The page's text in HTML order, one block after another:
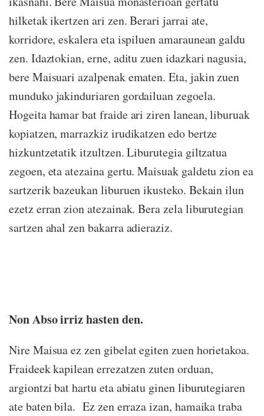
hilketak ikertzen ari zen. Berari jarrai ate,
korridore, eskalera eta ispiluen amaraunean galdu
zen. Idaztokian, erne, aditu zuen idazkari nagusia,
bere Maisuari azalpenak ematen. Eta, jakin zuen
munduko jakinduriaren gordailuan zegoela.
Hogeita hamar bat fraide ari ziren lanean, liburuak
kopiatzen, marrazkiz irudikatzen edo bertze
hizkuntzetatik itzultzen. Liburutegia giltzatua
zegoen, eta atezaina gertu. Maisuak galdetu zion ea
sartzerik bazeukan liburuen ikusteko. Bekain ilun
ezetz erran zion atezainak. Bera zela liburutegian
sartzen ahal zen bakarra adieraziz.
Non Abso irriz hasten den.
Nire Maisua ez zen gibelat egiten zuen horietakoa.
Fraideek kapilean errezatzen zuten orduan,
argiontzi bat hartu eta abiatu ginen liburutegiaren
ate baten bila. Ez zen erraza izan, hamaika traba